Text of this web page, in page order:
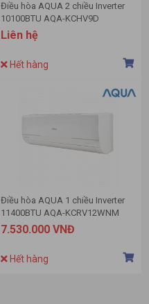
Điều hòa AQUA 2 chiều Inverter
10100BTU AQA-KCHV9D
Liên hệ
Hết hàng
Điều hòa AQUA 1 chiều Inverter
11400BTU AQA-KCRV12WNM
7.530.000 VNĐ
Hết hàng